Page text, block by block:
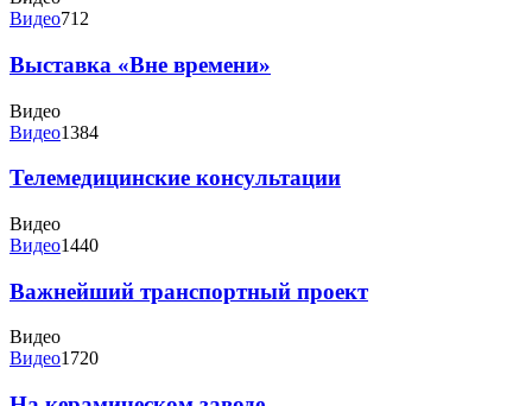
Видео712
Выставка «Вне времени»
Видео
Видео1384
Телемедицинские консультации
Видео
Видео1440
Важнейший транспортный проект
Видео
Видео1720